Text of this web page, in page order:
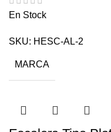
En Stock
SKU: HESC-AL-2
MARCA